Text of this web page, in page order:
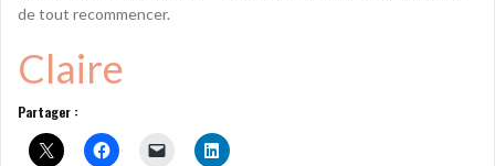
de tout recommencer.
Claire
Partager :